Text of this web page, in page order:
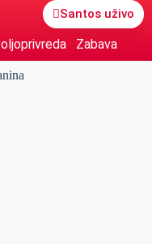
Santos uživo
Zabava